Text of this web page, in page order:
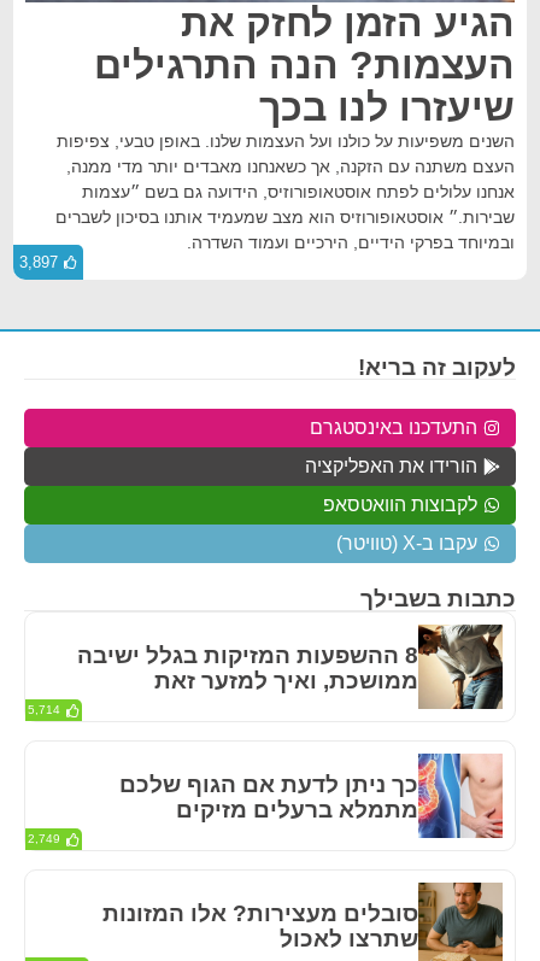
הגיע הזמן לחזק את
העצמות? הנה התרגילים
שיעזרו לנו בכך
השנים משפיעות על כולנו ועל העצמות שלנו. באופן טבעי, צפיפות
העצם משתנה עם הזקנה, אך כשאנחנו מאבדים יותר מדי ממנה,
אנחנו עלולים לפתח אוסטאופורוזיס, הידועה גם בשם ״עצמות
שבירות.״ אוסטאופורוזיס הוא מצב שמעמיד אותנו בסיכון לשברים
ובמיוחד בפרקי הידיים, הירכיים ועמוד השדרה.
3,897
כתבות בשבילך
8 ההשפעות המזיקות בגלל ישיבה
ממושכת, ואיך למזער זאת
5,714
כך ניתן לדעת אם הגוף שלכם
מתמלא ברעלים מזיקים
2,749
סובלים מעצירות? אלו המזונות
שתרצו לאכול
לעקוב זה בריא!
התעדכנו באינסטגרם
הורידו את האפליקציה
לקבוצות הוואטסאפ
עקבו ב-X (טוויטר)